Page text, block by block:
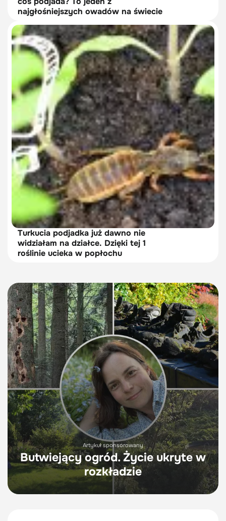
najgłośniejszych owadów na świecie
Turkucia podjadka już dawno nie
widziałam na działce. Dzięki tej 1
roślinie ucieka w popłochu
Artykuł sponsorowany
Butwiejący ogród. Życie ukryte w
rozkładzie